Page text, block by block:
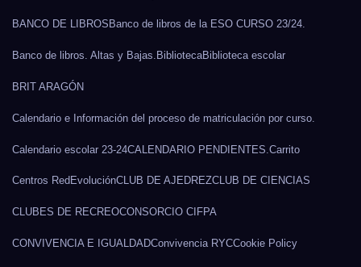
BANCO DE LIBROS Banco de libros de la ESO CURSO 23/24.
Banco de libros. Altas y Bajas. BibliotecaBiblioteca escolar
BRIT ARAGÓN
Calendario e Información del proceso de matriculación por curso.
Calendario escolar 23-24CALENDARIO PENDIENTES. Carrito
Centros RedEvoluciónCLUB DE AJEDREZCLUB DE CIENCIAS
CLUBES DE RECREOCONSORCIO CIFPA
CONVIVENCIA E IGUALDADConvivencia RYCCookie Policy